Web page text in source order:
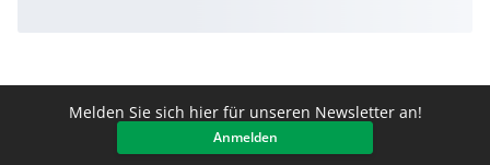
Melden Sie sich hier für unseren Newsletter an!
Anmelden